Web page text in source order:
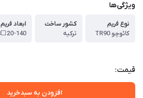
ویژگی‌ها
نوع فریم
کائوچو TR90
کشور ساخت
ترکیه
ابعاد فریم
قیمت:
افزودن به سبدخرید